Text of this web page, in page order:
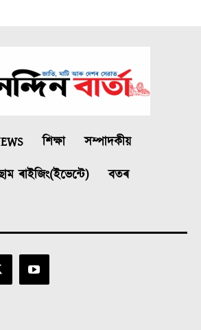
শিক্ষা
সম্পাদকীয়
ৰাইজিং(ইভেন্টে)
বতৰ